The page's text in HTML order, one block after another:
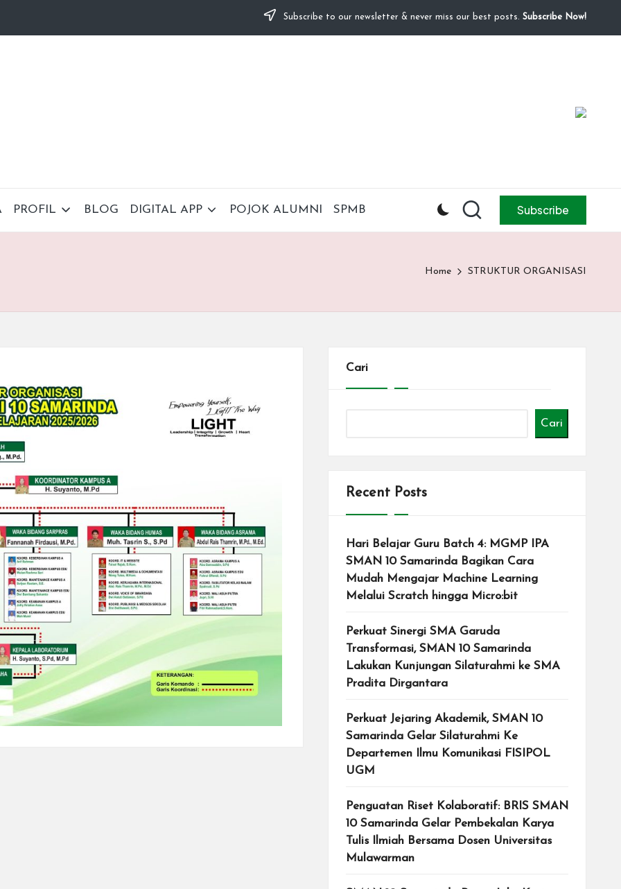
Subscribe to our newsletter & never miss our best posts. Subscribe Now!
PROFIL BLOG DIGITAL APP POJOK ALUMNI SPMB Subscribe
Home STRUKTUR ORGANISASI
Cari
Cari
Recent Posts
Hari Belajar Guru Batch 4: MGMP IPA
SMAN 10 Samarinda Bagikan Cara
Mudah Mengajar Machine Learning
Melalui Scratch hingga Micro:bit
Perkuat Sinergi SMA Garuda
Transformasi, SMAN 10 Samarinda
Lakukan Kunjungan Silaturahmi ke SMA
Pradita Dirgantara
Perkuat Jejaring Akademik, SMAN 10
Samarinda Gelar Silaturahmi Ke
Departemen Ilmu Komunikasi FISIPOL
UGM
Penguatan Riset Kolaboratif: BRIS SMAN
10 Samarinda Gelar Pembekalan Karya
Tulis Ilmiah Bersama Dosen Universitas
Mulawarman